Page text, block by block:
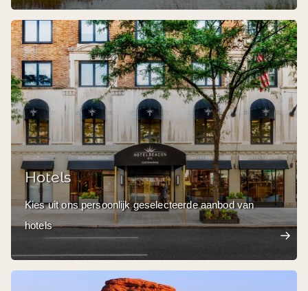
Hotels
Kies uit ons persoonlijk geselecteerde aanbod van
hotels